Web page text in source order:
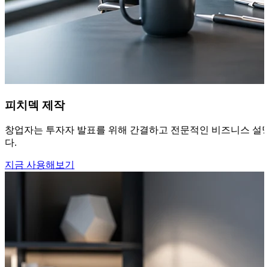
피치덱 제작
창업자는 투자자 발표를 위해 간결하고 전문적인 비즈니스
다.
지금 사용해보기